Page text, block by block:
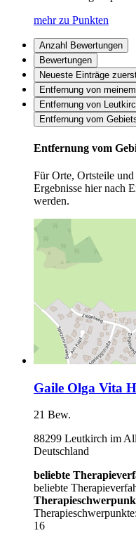
mehr zu Punkten
Anzahl Bewertungen
Bewertungen
Neueste Einträge
Entfernung von
Entfernung von
Entfernung vom
Entfernung vom
Für Orte, Ortsteile
Ergebnisse hier nach
werden.
Gaile Olga Vita
21 Bew.
88299 Leutkirch im
Deutschland
beliebte
beliebte
16